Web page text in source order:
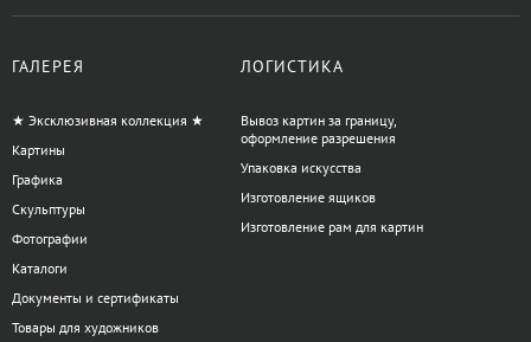
ГАЛЕРЕЯ
★ Эксклюзивная коллекция ★
Картины
Графика
Скульптуры
Фотографии
Каталоги
Документы и сертификаты
Товары для художников
ЛОГИСТИКА
Вывоз картин за границу,
оформление разрешения
Упаковка искусства
Изготовление ящиков
Изготовление рам для картин